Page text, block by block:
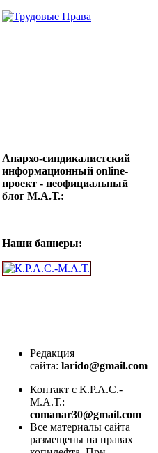
Анархо-синдикалистский
информационный online-
проект - неофициальный
блог М.А.Т.:
Наши баннеры:
Редакция
сайта: larido@gmail.com
Контакт с К.Р.А.С.-
М.А.Т.:
comanar30@gmail.com
Все материалы сайта
размещены на правах